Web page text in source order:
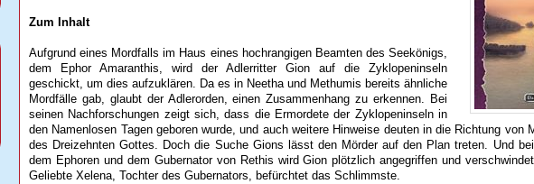
Zum Inhalt
Aufgrund eines Mordfalls im Haus eines hochrangigen Beamten des Seekönigs,
dem Ephor Amaranthis, wird der Adlerritter Gion auf die Zyklopeninseln
geschickt, um dies aufzuklären. Da es in Neetha und Methumis bereits ähnliche
Mordfälle gab, glaubt der Adlerorden, einen Zusammenhang zu erkennen. Bei
seinen Nachforschungen zeigt sich, dass die Ermordete der Zyklopeninseln in
den Namenlosen Tagen geboren wurde, und auch weitere Hinweise deuten in die Richtung von
des Dreizehnten Gottes. Doch die Suche Gions lässt den Mörder auf den Plan treten. Und
dem Ephoren und dem Gubernator von Rethis wird Gion plötzlich angegriffen und
Geliebte Xelena, Tochter des Gubernators, befürchtet das Schlimmste.